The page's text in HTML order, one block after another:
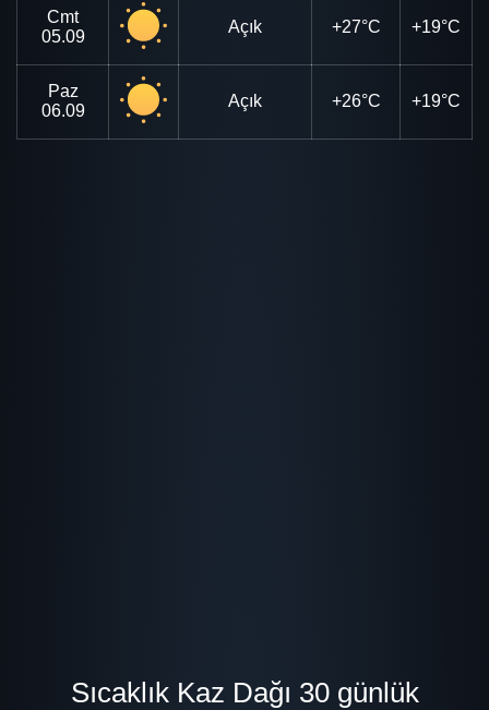
Cmt
05.09
Açık +27°C +19°C
Paz
06.09
Açık +26°C +19°C
Sıcaklık Kaz Dağı 30 günlük